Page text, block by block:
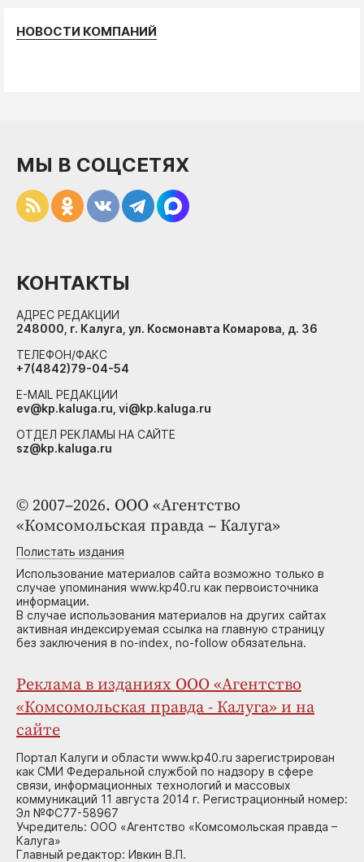
НОВОСТИ КОМПАНИЙ
© 2007–2026. ООО «Агентство
«Комсомольская правда – Калуга»
Полистать издания
Использование материалов сайта возможно только в
случае упоминания www.kp40.ru как первоисточника
информации.
В случае использования материалов на других сайтах
активная индексируемая ссылка на главную страницу
без заключения в no-index, no-follow обязательна.
Реклама в изданиях ООО «Агентство
«Комсомольская правда - Калуга» и на
сайте
Портал Калуги и области www.kp40.ru зарегистрирован
как СМИ Федеральной службой по надзору в сфере
связи, информационных технологий и массовых
коммуникаций 11 августа 2014 г. Регистрационный номер:
Эл №ФС77-58967
Учредитель: ООО «Агентство «Комсомольская правда –
Калуга»
Главный редактор: Ивкин В.П.
МЫ В СОЦСЕТЯХ
КОНТАКТЫ
АДРЕС РЕДАКЦИИ
248000, г. Калуга, ул. Космонавта Комарова, д. 36
ТЕЛЕФОН/ФАКС
+7(4842)79-04-54
E-MAIL РЕДАКЦИИ
ev@kp.kaluga.ru, vi@kp.kaluga.ru
ОТДЕЛ РЕКЛАМЫ НА САЙТЕ
sz@kp.kaluga.ru